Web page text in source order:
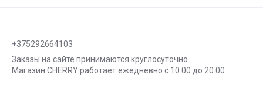
+375292664103
Заказы на сайте принимаются круглосуточно
Магазин CHERRY работает ежедневно с 10.00 до 20.00